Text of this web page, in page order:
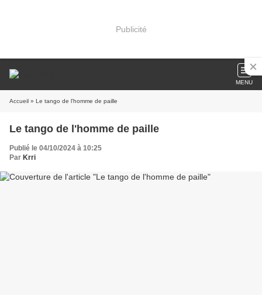
Publicité
MENU
Accueil » Le tango de l'homme de paille
Le tango de l'homme de paille
Publié le 04/10/2024 à 10:25
Par Krri